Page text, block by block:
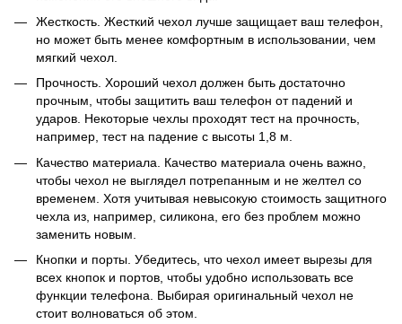
Жесткость. Жесткий чехол лучше защищает ваш телефон,
но может быть менее комфортным в использовании, чем
мягкий чехол.
Прочность. Хороший чехол должен быть достаточно
прочным, чтобы защитить ваш телефон от падений и
ударов. Некоторые чехлы проходят тест на прочность,
например, тест на падение с высоты 1,8 м.
Качество материала. Качество материала очень важно,
чтобы чехол не выглядел потрепанным и не желтел со
временем. Хотя учитывая невысокую стоимость защитного
чехла из, например, силикона, его без проблем можно
заменить новым.
Кнопки и порты. Убедитесь, что чехол имеет вырезы для
всех кнопок и портов, чтобы удобно использовать все
функции телефона. Выбирая оригинальный чехол не
стоит волноваться об этом.